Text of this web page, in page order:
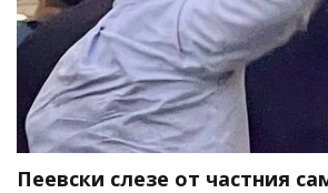
Пеевски слезе от частния